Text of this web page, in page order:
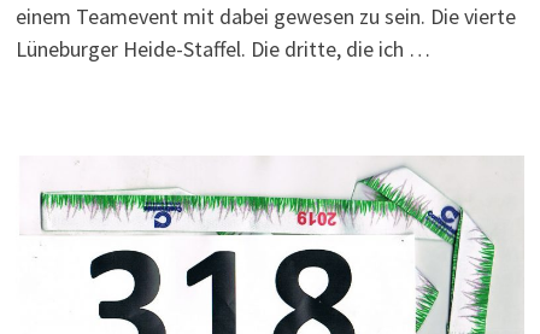
einem Teamevent mit dabei gewesen zu sein. Die vierte
Lüneburger Heide-Staffel. Die dritte, die ich …